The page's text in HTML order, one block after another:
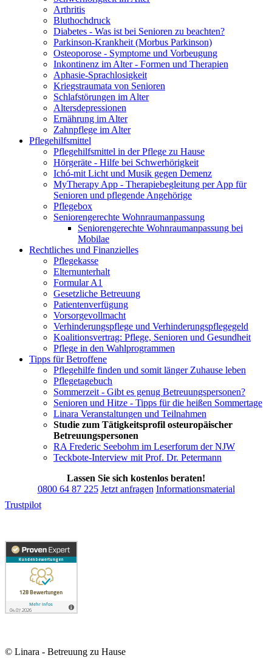
Arthritis
Bluthochdruck
Diabetes - Was ist bei Senioren zu beachten?
Parkinson-Krankheit (Morbus Parkinson)
Osteoporose - Symptome und Vorbeugung
Inkontinenz im Alter - Formen und Therapien
Aphasie-Sprachlosigkeit
Kriegstraumata von Senioren
Schlafstörungen im Alter
Altersdepressionen
Ernährung im Alter
Zahnpflege im Alter
Pflegehilfsmittel
Pflegehilfsmittel in der Pflege zu Hause
Hörgeräte - Hilfe bei Schwerhörigkeit
Ichó-mit Licht und Musik gegen Demenz
MyTherapy App - Therapiebegleitung per App für
Senioren und pflegende Angehörige
Pflegebox
Seniorengerechte Wohnraumanpassung
Seniorengerechte Wohnraumanpassung bei
Mobilae
Rechtliches und Finanzielles
Pflegekasse
Elternunterhalt
Formular A1
Gesetzliche Betreuung
Patientenverfügung
Vorsorgevollmacht
Verhinderungspflege und Verhinderungspflegegeld
Koalitionsvertrag: Pflege, Senioren und Gesundheit
Pflege in den Wahlprogrammen
Tipps für Betroffene
Pflegehilfe finden und somit länger Zuhause leben
Pflegetagebuch
Sommerzeit - Gibt es genug Betreuungspersonen?
Senioren und Hitze - Tipps für die heißen Sommertage
Linara Veranstaltungen und Teilnahmen
Studie zum Tätigkeitsprofil osteuropäischer
Betreuungspersonen
RA Frederic Seebohm im Leserforum der NJW
Teckbote-Interview mit Prof. Dr. Petermann
Lassen Sie sich kostenlos beraten!
0800 64 87 225 Jetzt anfragen Informationsmaterial
Trustpilot
© Linara - Betreuung zu Hause